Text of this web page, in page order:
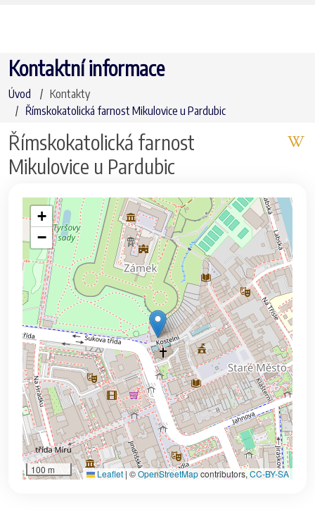
Kontaktní informace
Úvod
Kontakty
Římskokatolická farnost Mikulovice u Pardubic
Římskokatolická farnost
Mikulovice u Pardubic
+
−
100 m Leaflet | ©OpenStreetMapcontributors,CC-BY-SA